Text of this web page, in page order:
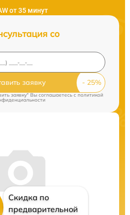
от 35 минут
со
заявку
заявку" Вы соглашаетесь c политикой
Скидка по
предварительной